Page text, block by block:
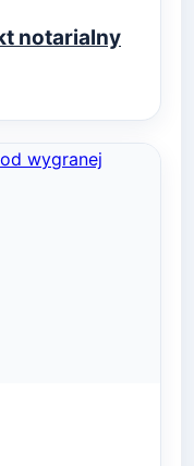
notarialny